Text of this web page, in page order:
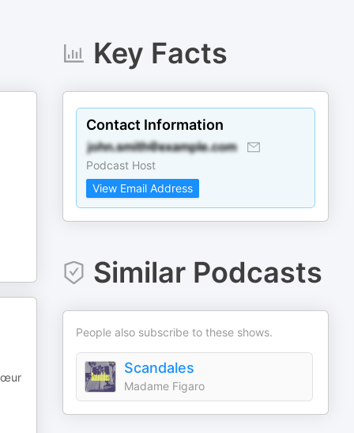
Key Facts
Contact Information
Podcast Host
View Email Address
Similar Podcasts
People also subscribe to these shows.
Scandales
Madame Figaro